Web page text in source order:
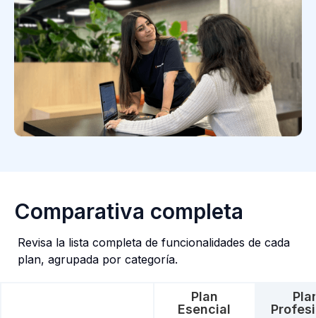
Comparativa completa
Revisa la lista completa de funcionalidades de cada
plan, agrupada por categoría.
Plan
Esencial